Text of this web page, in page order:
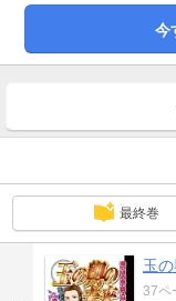
今
最終巻
玉
37ペ